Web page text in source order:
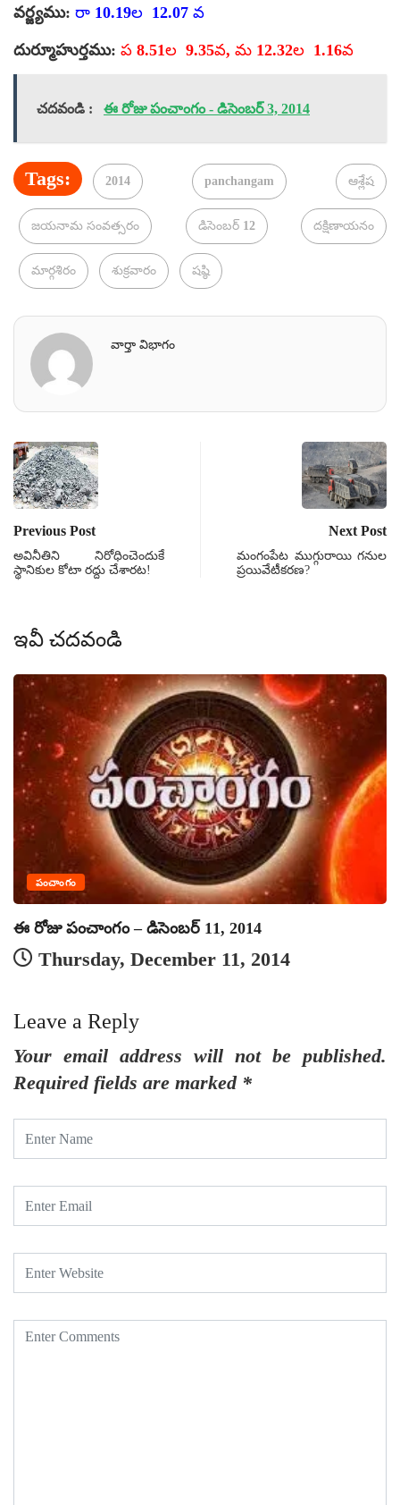
వర్జ్యము: రా 10.19ల 12.07 వ
దుర్మూహుర్తము: ప 8.51ల 9.35వ, మ 12.32ల 1.16వ
చదవండి : ఈ రోజు పంచాంగం - డిసెంబర్ 3, 2014
Tags: 2014 panchangam ఆశ్లేష
జయనామ సంవత్సరం డిసెంబర్ 12 దక్షిణాయనం
మార్గశిరం శుక్రవారం షష్ఠి
వార్తా విభాగం
Previous Post
అవినీతిని నిరోధించెందుకే
స్థానికుల కోటా రద్దు చేశారట!
Next Post
మంగంపేట ముగ్గురాయి గనుల
ప్రయివేటీకరణ?
ఇవీ చదవండి
పంచాంగం
ఈ రోజు పంచాంగం – డిసెంబర్ 11, 2014
Thursday, December 11, 2014
Leave a Reply
Your email address will not be published.
Required fields are marked *